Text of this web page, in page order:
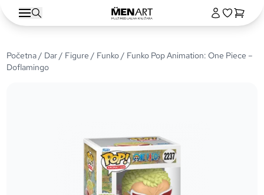
Početna/ Dar/ Figure / Funko/ Funko Pop Animation: One Piece –
Doflamingo